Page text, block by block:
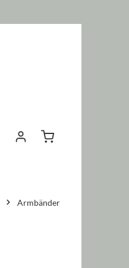
Warenkorb enthält 0
Armbänder